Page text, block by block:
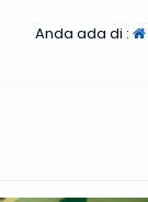
Anda ada di :